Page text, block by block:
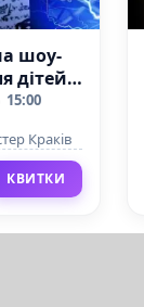
шоу-
дітей
15:00
Краків
КВИТКИ